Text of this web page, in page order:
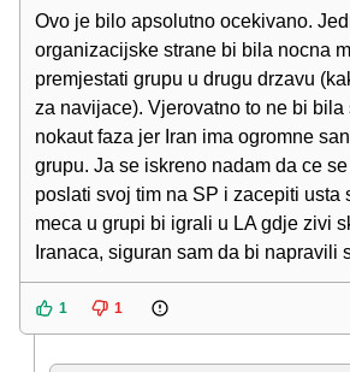
Ovo je bilo apsolutno ocekivano.
organizacijske strane bi bila nocna
premjestati grupu u drugu drzavu
za navijace). Vjerovatno to ne bi bila
nokaut faza jer Iran ima ogromne
grupu. Ja se iskreno nadam da ce
poslati svoj tim na SP i zacepiti usta
meca u grupi bi igrali u LA gdje zivi
Iranaca, siguran sam da bi napravili
1 1